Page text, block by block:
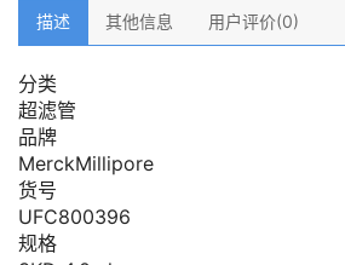
描述 其他信息 用户评价(0)
分类
超滤管
品牌
MerckMillipore
货号
UFC800396
规格